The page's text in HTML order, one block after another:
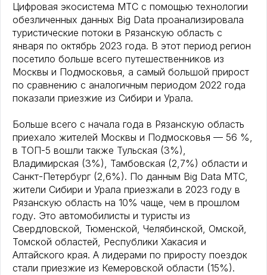
Цифровая экосистема МТС с помощью технологии
обезличенных данных Big Data проанализировала
туристические потоки в Рязанскую область с
января по октябрь 2023 года. В этот период регион
посетило больше всего путешественников из
Москвы и Подмосковья, а самый большой прирост
по сравнению с аналогичным периодом 2022 года
показали приезжие из Сибири и Урала.
Больше всего с начала года в Рязанскую область
приехало жителей Москвы и Подмосковья — 56 %,
в ТОП-5 вошли также Тульская (3%),
Владимирская (3%), Тамбовская (2,7%) области и
Санкт-Петербург (2,6%). По данным Big Data МТС,
жители Сибири и Урала приезжали в 2023 году в
Рязанскую область на 10% чаще, чем в прошлом
году. Это автомобилисты и туристы из
Свердловской, Тюменской, Челябинской, Омской,
Томской областей, Республики Хакасия и
Алтайского края. А лидерами по приросту поездок
стали приезжие из Кемеровской области (15%).